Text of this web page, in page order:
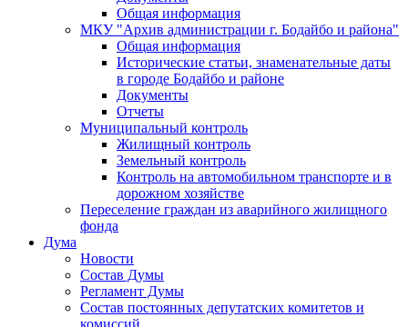
Общая информация
МКУ "Архив администрации г. Бодайбо и района"
Общая информация
Исторические статьи, знаменательные даты
в городе Бодайбо и районе
Документы
Отчеты
Муниципальный контроль
Жилищный контроль
Земельный контроль
Контроль на автомобильном транспорте и в
дорожном хозяйстве
Переселение граждан из аварийного жилищного
фонда
Дума
Новости
Состав Думы
Регламент Думы
Состав постоянных депутатских комитетов и
комиссий